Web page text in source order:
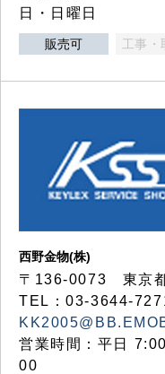
日・日曜日
販売可 工事・
西野金物(株)
〒136-0073 東京
TEL：
営業時間：平日
00